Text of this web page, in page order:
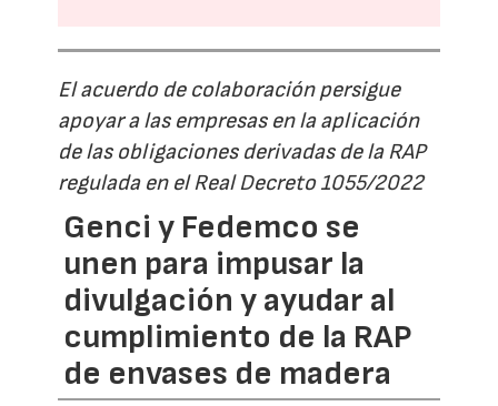
El acuerdo de colaboración persigue
apoyar a las empresas en la aplicación
de las obligaciones derivadas de la RAP
regulada en el Real Decreto 1055/2022
Genci y Fedemco se
unen para impusar la
divulgación y ayudar al
cumplimiento de la RAP
de envases de madera